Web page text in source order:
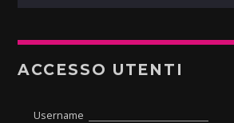
ACCESSO UTENTI
Username